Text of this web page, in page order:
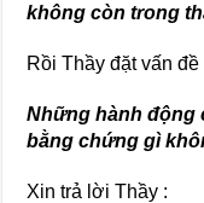
không còn trong
Rồi Thầy đặt vấn đề
Những hành động
bằng chứng gì
Xin trả lời Thầy :